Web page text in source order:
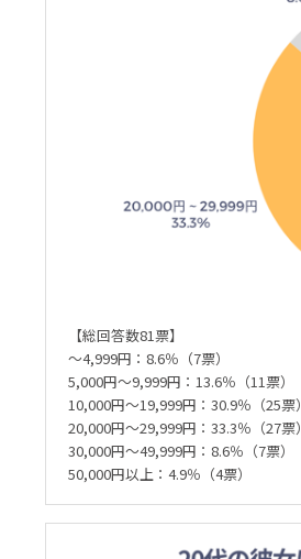
【総回答数81票】
～4,999円：8.6％（7票）
5,000円～9,999円：13.6％（11票）
10,000円～19,999円：30.9％（25票）
20,000円～29,999円：33.3％（27票）
30,000円～49,999円：8.6％（7票）
50,000円以上：4.9％（4票）